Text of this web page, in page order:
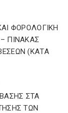
ΦΟΡΟΛΟΓΙΚΗ
ΠΙΝΑΚΑΣ
(ΚΑΤΑ
ΣΤΑ
ΤΩΝ